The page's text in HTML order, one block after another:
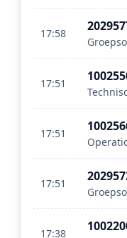
17:58
17:51
17:51
17:51
17:38